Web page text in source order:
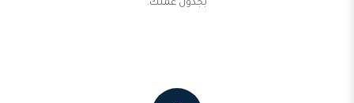
بجدول عملك.